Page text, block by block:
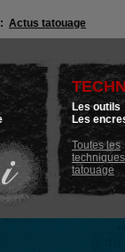
Actus tatouage
Les outils
Les
Toutes les
tatouage